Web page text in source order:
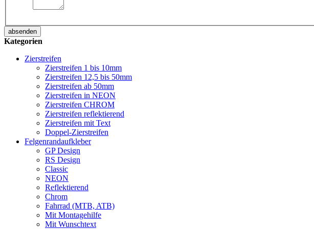
absenden
Kategorien
Zierstreifen
Zierstreifen 1 bis 10mm
Zierstreifen 12,5 bis 50mm
Zierstreifen ab 50mm
Zierstreifen in NEON
Zierstreifen CHROM
Zierstreifen reflektierend
Zierstreifen mit Text
Doppel-Zierstreifen
Felgenrandaufkleber
GP Design
RS Design
Classic
NEON
Reflektierend
Chrom
Fahrrad (MTB, ATB)
Mit Montagehilfe
Mit Wunschtext